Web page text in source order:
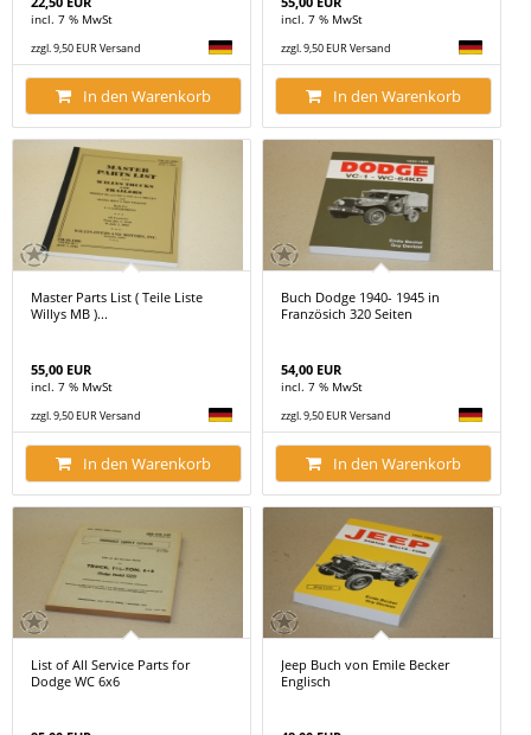
incl. 7 % MwSt
zzgl. 9,50 EUR Versand
In den Warenkorb
incl. 7 % MwSt
zzgl. 9,50 EUR Versand
In den Warenkorb
Master Parts List ( Teile Liste
Willys MB )...
55,00 EUR
incl. 7 % MwSt
zzgl. 9,50 EUR Versand
In den Warenkorb
Buch Dodge 1940- 1945 in
Französich 320 Seiten
54,00 EUR
incl. 7 % MwSt
zzgl. 9,50 EUR Versand
In den Warenkorb
List of All Service Parts for
Dodge WC 6x6
Jeep Buch von Emile Becker
Englisch